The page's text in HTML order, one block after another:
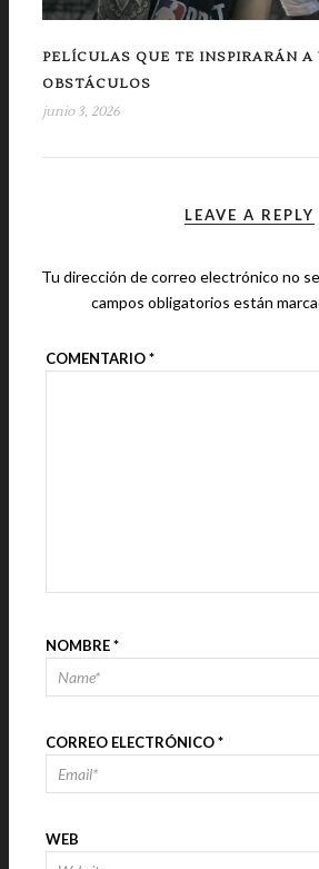
PELÍCULAS QUE TE INSPIRARÁN A
OBSTÁCULOS
junio 3, 2026
LEAVE A REPLY
Tu dirección de correo electrónico no
campos obligatorios están
COMENTARIO*
NOMBRE*
CORREO ELECTRÓNICO*
WEB